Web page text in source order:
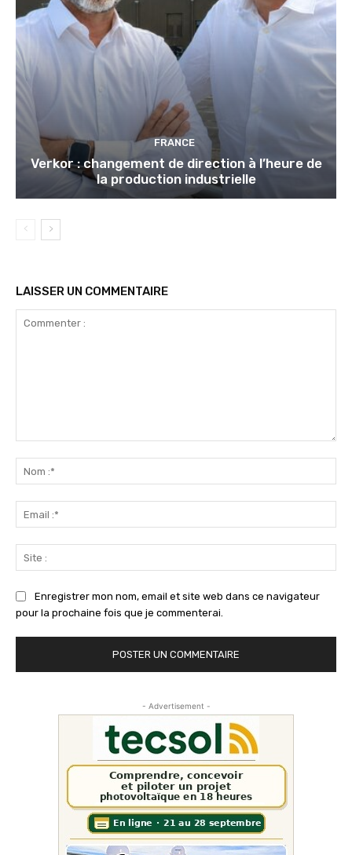
FRANCE
Verkor : changement de direction à l’heure de
la production industrielle
LAISSER UN COMMENTAIRE
:*
:*
:
Enregistrer mon nom, email et site web dans ce navigateur
pour la prochaine fois que je commenterai.
- Advertisement -